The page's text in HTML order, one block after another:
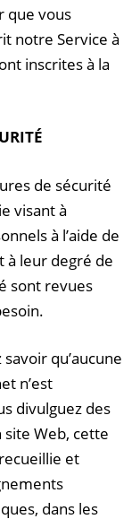
que vous
notre Service à
inscrites à la
de sécurité
visant à
à l’aide de
à leur degré de
sont revues
qu’aucune
n’est
divulguez des
Web, cette
et
dans les